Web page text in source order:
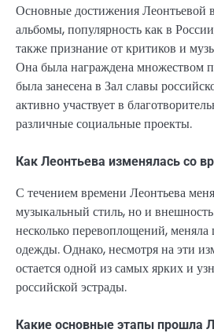
Основные достижения
альбомы, популярность как в
также признание от критиков и
Она была награждена множеством
была занесена в Зал славы
активно участвует в
различные социальные проекты.
Как Леонтьева изменялась со
С течением времени Леонтьева
музыкальный стиль, но и
несколько перевоплощений, меняла
одежды. Однако, несмотря на эти
остается одной из самых ярких и
российской эстрады.
Какие основные этапы прошла